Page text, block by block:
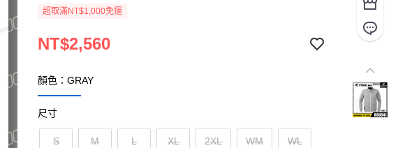
超取滿NT$1,000免運
NT$2,560
顏色：GRAY
尺寸
S M L XL 2XL WM WL